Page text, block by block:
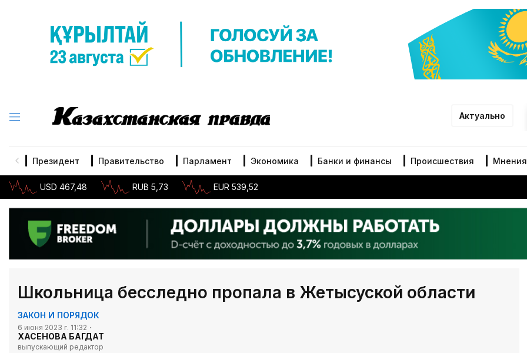
Актуально
Президент Правительство Парламент Экономика Банки и финансы Происшествия Мнения
USD 467,48 RUB 5,73 EUR 539,52
Школьница бесследно пропала в Жетысуской области
ЗАКОН И ПОРЯДОК
6 июня 2023 г. 11:32
ХАСЕНОВА БАГДАТ
выпускающий редактор